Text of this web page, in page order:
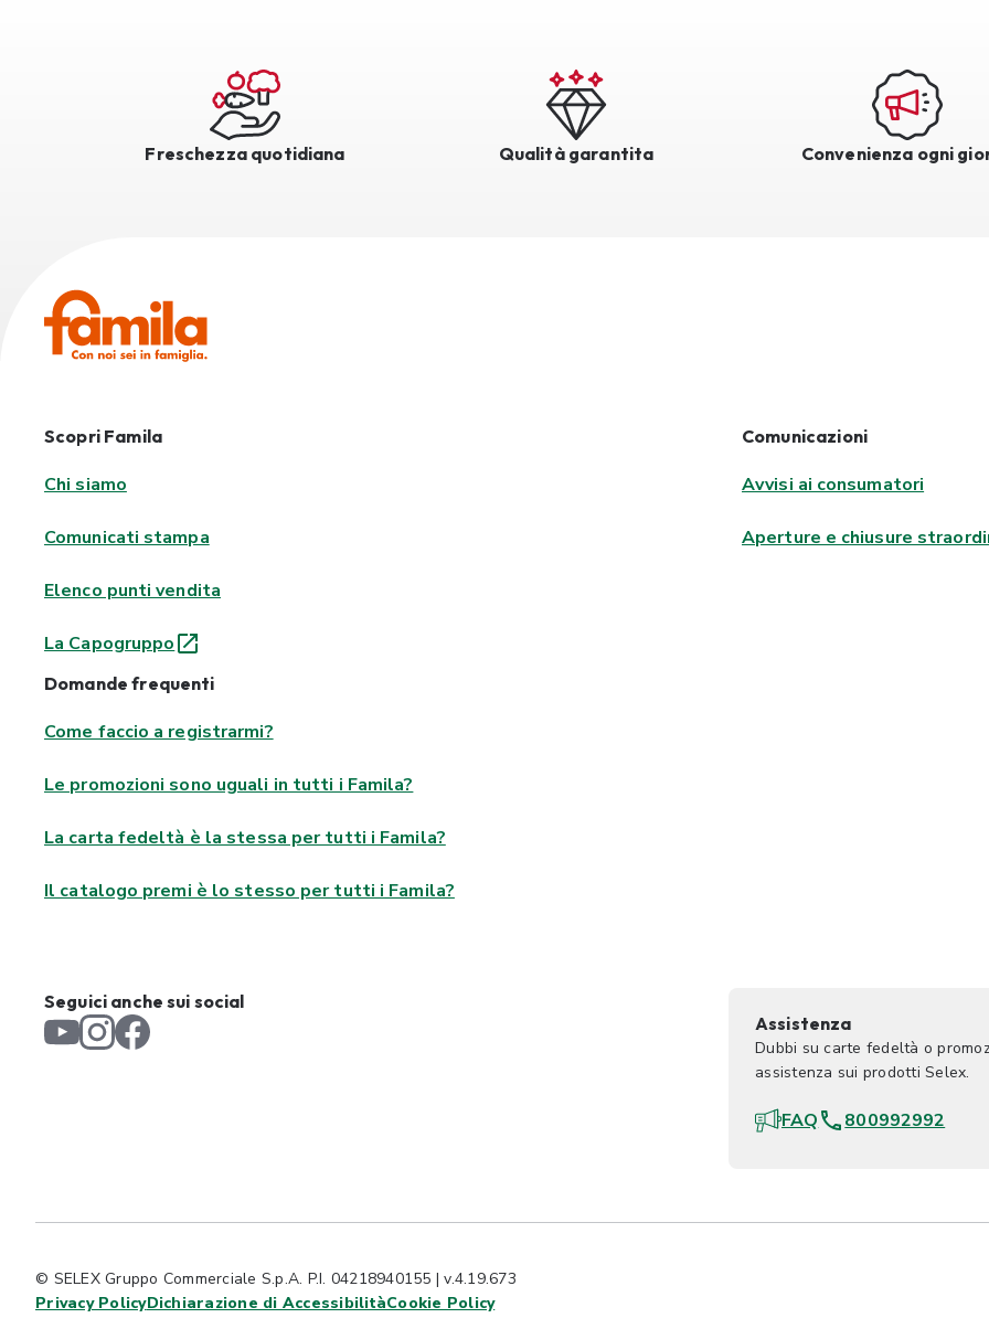
Freschezza quotidiana Qualità garantita Convenienza ogni
Scopri Famila
Chi siamo
Comunicati stampa
Elenco punti vendita
La Capogruppo
Comunicazioni
Avvisi ai consumatori
Aperture e chiusure
Domande frequenti
Come faccio a registrarmi?
Le promozioni sono uguali in tutti i Famila?
La carta fedeltà è la stessa per tutti i Famila?
Il catalogo premi è lo stesso per tutti i Famila?
Seguici anche sui social
Assistenza
Dubbi su carte fedeltà o
assistenza sui prodotti Selex.
FAQ 800992992
© SELEX Gruppo Commerciale S.p.A. P.I. 04218940155 | v.4.19.673
Privacy PolicyDichiarazione di AccessibilitàCookie Policy